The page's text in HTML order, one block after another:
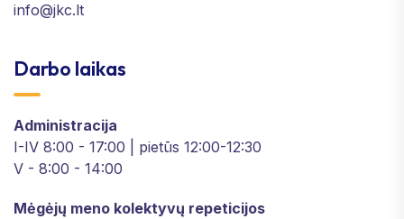
info@jkc.lt
Darbo laikas
Administracija
I-IV 8:00 - 17:00 | pietūs 12:00-12:30
V - 8:00 - 14:00
Mėgėjų meno kolektyvų repeticijos